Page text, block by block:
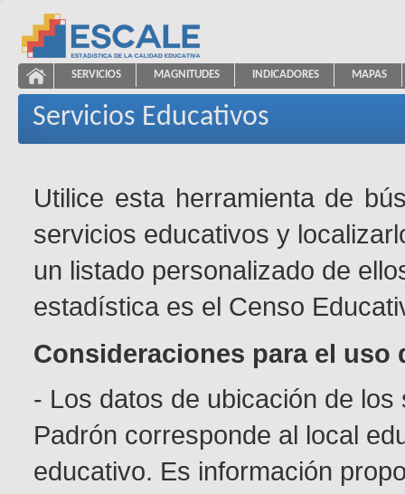
ESCALE - Unidad de Estadística Educativa
Servicios Educativos
NAVEGACIÓN
SERVICIOS MAGNITUDES INDICADORES MAPAS
Servicios Educativos
Utilice esta herramienta de
servicios educativos y
un listado personalizado de
estadística es el Censo
Consideraciones para el uso
- Los datos de ubicación de
Padrón corresponde al local
educativo. Es información